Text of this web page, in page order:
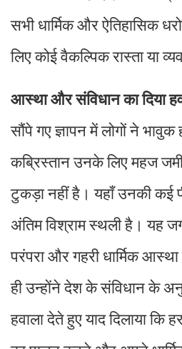
सभी धार्मिक और ऐतिहासिक
लिए कोई वैकल्पिक रास्ता या
आस्था और संविधान का दिया
सौंपे गए ज्ञापन में लोगों ने
कब्रिस्तान उनके लिए महज
टुकड़ा नहीं है। यहाँ उनकी कई
अंतिम विश्राम स्थली है। यह
परंपरा और गहरी धार्मिक
ही उन्होंने देश के संविधान के
हवाला देते हुए याद दिलाया कि